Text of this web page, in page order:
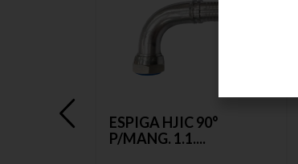
ESPIGA HJIC 90°
P/MANG. 1.1....